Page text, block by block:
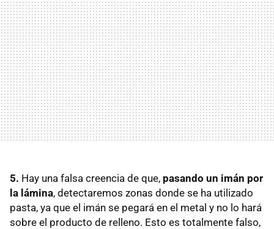
5. Hay una falsa creencia de que, pasando un imán por
la lámina, detectaremos zonas donde se ha utilizado
pasta, ya que el imán se pegará en el metal y no lo hará
sobre el producto de relleno. Esto es totalmente falso,